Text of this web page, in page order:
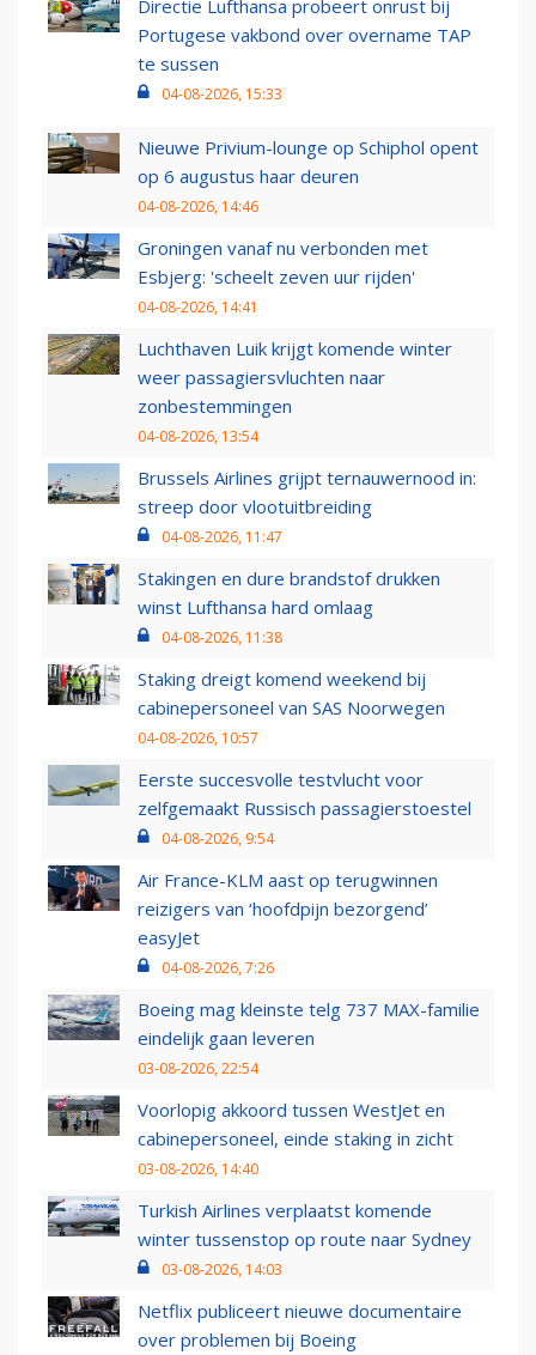
Directie Lufthansa probeert onrust bij
Portugese vakbond over overname TAP
te sussen
04-08-2026, 15:33
Nieuwe Privium-lounge op Schiphol opent
op 6 augustus haar deuren
04-08-2026, 14:46
Groningen vanaf nu verbonden met
Esbjerg: 'scheelt zeven uur rijden'
04-08-2026, 14:41
Luchthaven Luik krijgt komende winter
weer passagiersvluchten naar
zonbestemmingen
04-08-2026, 13:54
Brussels Airlines grijpt ternauwernood in:
streep door vlootuitbreiding
04-08-2026, 11:47
Stakingen en dure brandstof drukken
winst Lufthansa hard omlaag
04-08-2026, 11:38
Staking dreigt komend weekend bij
cabinepersoneel van SAS Noorwegen
04-08-2026, 10:57
Eerste succesvolle testvlucht voor
zelfgemaakt Russisch passagierstoestel
04-08-2026, 9:54
Air France-KLM aast op terugwinnen
reizigers van ‘hoofdpijn bezorgend’
easyJet
04-08-2026, 7:26
Boeing mag kleinste telg 737 MAX-familie
eindelijk gaan leveren
03-08-2026, 22:54
Voorlopig akkoord tussen WestJet en
cabinepersoneel, einde staking in zicht
03-08-2026, 14:40
Turkish Airlines verplaatst komende
winter tussenstop op route naar Sydney
03-08-2026, 14:03
Netflix publiceert nieuwe documentaire
over problemen bij Boeing